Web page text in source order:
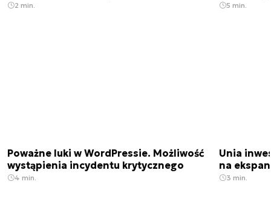
2 min. 5 min.
Poważne luki w WordPressie. Możliwość
wystąpienia incydentu krytycznego
4 min.
Unia
na
3 min.